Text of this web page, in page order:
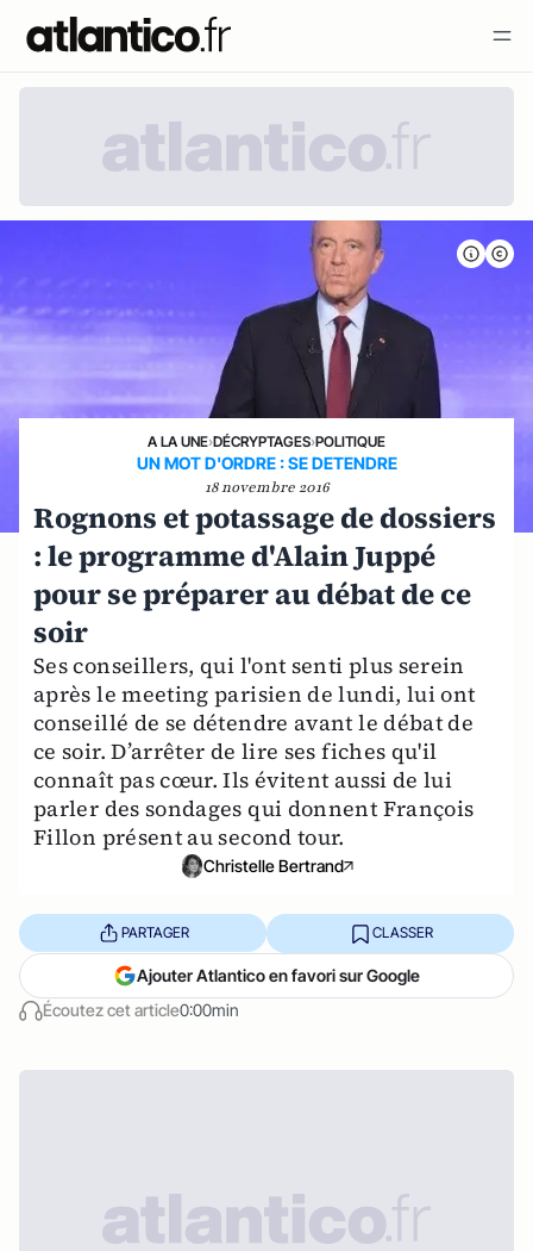
A LA UNE›DÉCRYPTAGES›POLITIQUE
UN MOT D'ORDRE : SE DETENDRE
18 novembre 2016
Rognons et potassage de dossiers
: le programme d'Alain Juppé
pour se préparer au débat de ce
soir
Ses conseillers, qui l'ont senti plus serein
après le meeting parisien de lundi, lui ont
conseillé de se détendre avant le débat de
ce soir. D’arrêter de lire ses fiches qu'il
connaît pas cœur. Ils évitent aussi de lui
parler des sondages qui donnent François
Fillon présent au second tour.
Christelle Bertrand
Écoutez cet article0:00min
PARTAGER CLASSER
Ajouter Atlantico en favori sur Google